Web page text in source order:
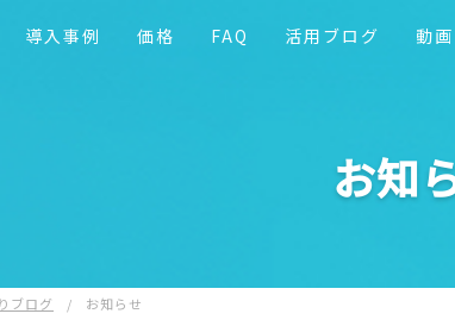
導入事例 価格 FAQ 活用ブログ 動画
お知
ブログ / お知らせ